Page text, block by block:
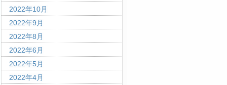
2022年10月
2022年9月
2022年8月
2022年6月
2022年5月
2022年4月